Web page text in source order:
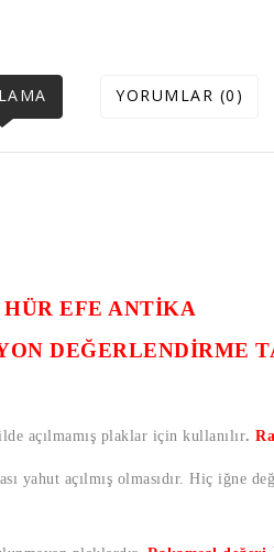
YORUMLAR (0)
HÜR EFE ANTİKA
DEĞERLENDİRME
açılmamış plaklar için kullanılır.
yahut açılmış olmasıdır. Hiç iğne